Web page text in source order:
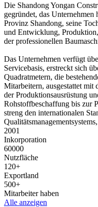
Die Shandong Yongan
gegründet, das
Provinz Shandong, seine
und Entwicklung,
der professionellen
Das Unternehmen verfügt
Servicebasis, erstreckt sich
Quadratmetern, die
Mitarbeitern, ausgestattet mit
der Produktionsausrüstung
Rohstoffbeschaffung bis zur
streng den internationalen
2001
Inkorporation
60000
Nutzfläche
120+
Exportland
500+
Mitarbeiter haben
Alle anzeigen